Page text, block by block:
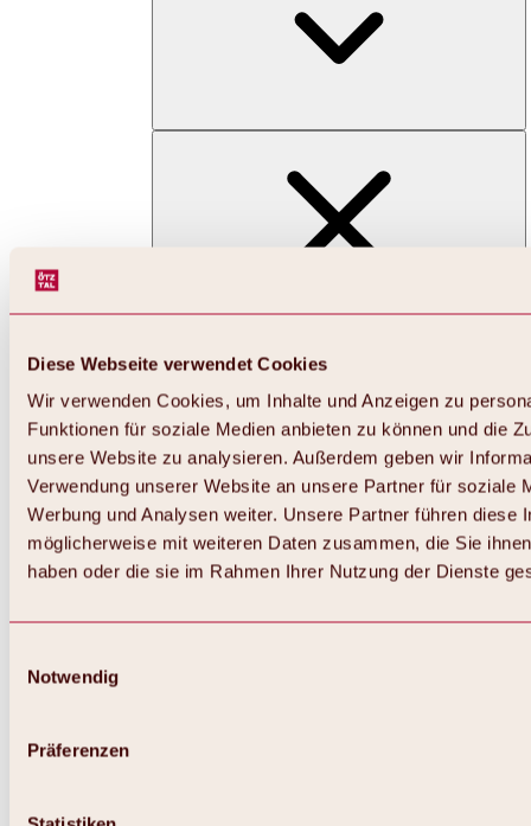
Diese Webseite verwendet Cookies
Wir verwenden Cookies, um Inhalte und Anzeigen zu
Funktionen für soziale Medien anbieten zu können und die
unsere Website zu analysieren. Außerdem geben wir
Verwendung unserer Website an unsere Partner für soziale
Werbung und Analysen weiter. Unsere Partner führen diese
möglicherweise mit weiteren Daten zusammen, die Sie
haben oder die sie im Rahmen Ihrer Nutzung der Dienste
Notwendig
Präferenzen